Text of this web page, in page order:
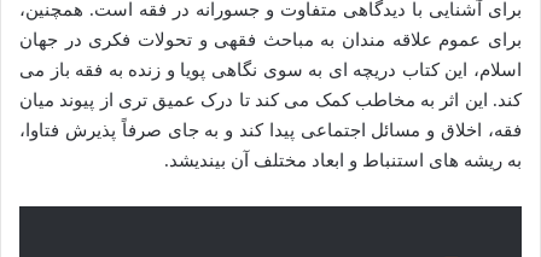
برای آشنایی با دیدگاهی متفاوت و جسورانه در فقه است. همچنین،
برای عموم علاقه مندان به مباحث فقهی و تحولات فکری در جهان
اسلام، این کتاب دریچه ای به سوی نگاهی پویا و زنده به فقه باز می
کند. این اثر به مخاطب کمک می کند تا درک عمیق تری از پیوند میان
فقه، اخلاق و مسائل اجتماعی پیدا کند و به جای صرفاً پذیرش فتاوا،
به ریشه های استنباط و ابعاد مختلف آن بیندیشد.